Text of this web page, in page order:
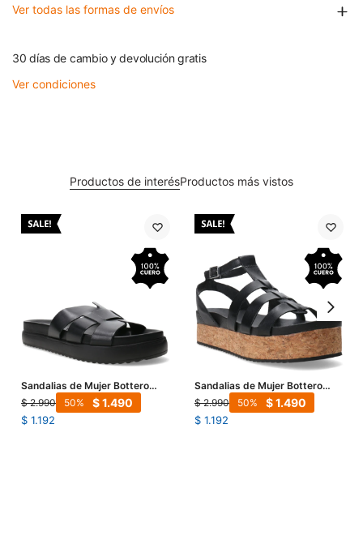
Ver todas las formas de envíos
30 días de cambio y devolución gratis
Ver condiciones
Productos de interésProductos más vistos
Sandalias de Mujer Bottero
366604 - Negro
$ 2.990 $1.490
50
$ 1.192
Sandalias de Mujer Bottero
365524 - Negro
$ 2.990 $1.490
50
$ 1.192